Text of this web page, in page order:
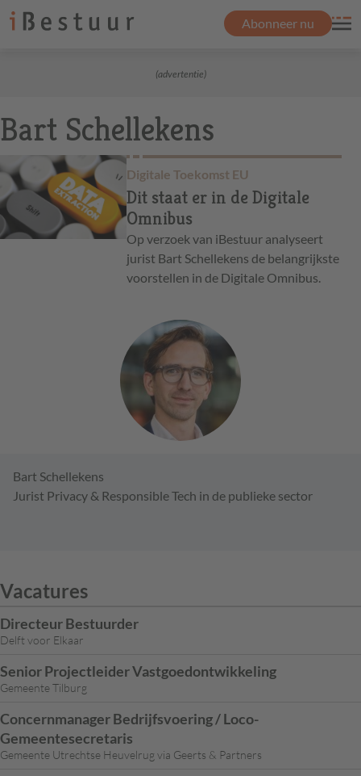
Abonneer nu
(advertentie)
Bart Schellekens
Digitale Toekomst EU
Dit staat er in de Digitale
Omnibus
Op verzoek van iBestuur analyseert
jurist Bart Schellekens de belangrijkste
voorstellen in de Digitale Omnibus.
Bart Schellekens
Jurist Privacy & Responsible Tech in de publieke sector
Vacatures
Directeur Bestuurder
Delft voor Elkaar
Senior Projectleider Vastgoedontwikkeling
Gemeente Tilburg
Concernmanager Bedrijfsvoering / Loco-
Gemeentesecretaris
Gemeente Utrechtse Heuvelrug via Geerts & Partners